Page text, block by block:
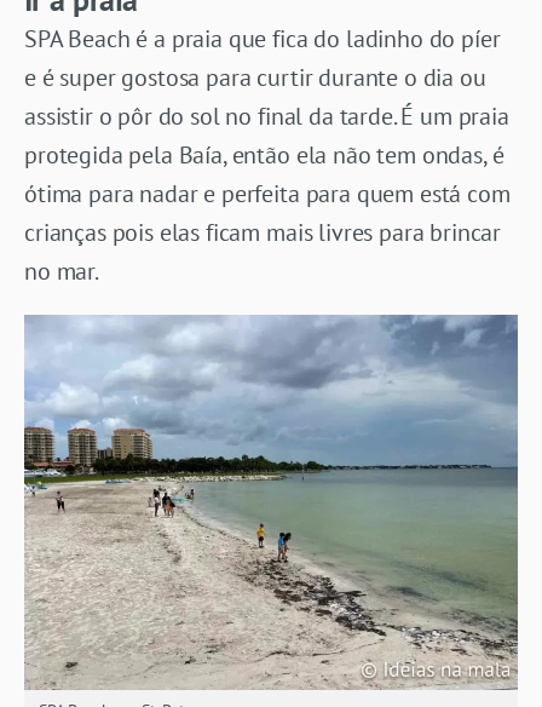
SPA Beach é a praia que fica do ladinho do píer
e é super gostosa para curtir durante o dia ou
assistir o pôr do sol no final da tarde. É um praia
protegida pela Baía, então ela não tem ondas, é
ótima para nadar e perfeita para quem está com
crianças pois elas ficam mais livres para brincar
no mar.